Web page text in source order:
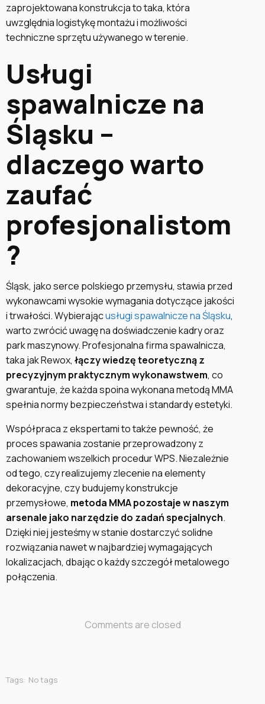
zaprojektowana konstrukcja to taka, która
uwzględnia logistykę montażu i możliwości
techniczne sprzętu używanego w terenie.
Usługi
spawalnicze na
Śląsku –
dlaczego warto
zaufać
profesjonalistom
?
Śląsk, jako serce polskiego przemysłu, stawia przed
wykonawcami wysokie wymagania dotyczące jakości
i trwałości. Wybierającusługi spawalnicze na Śląsku,
warto zwrócić uwagę na doświadczenie kadry oraz
park maszynowy. Profesjonalna firma spawalnicza,
taka jak Rewox, łączy wiedzę teoretyczną z
precyzyjnym praktycznym wykonawstwem, co
gwarantuje, że każda spoina wykonana metodą MMA
spełnia normy bezpieczeństwa i standardy estetyki.
Współpraca z ekspertami to także pewność, że
proces spawania zostanie przeprowadzony z
zachowaniem wszelkich procedur WPS. Niezależnie
od tego, czy realizujemy zlecenie na elementy
dekoracyjne, czy budujemy konstrukcje
przemysłowe, metoda MMA pozostaje w naszym
arsenale jako narzędzie do zadań specjalnych.
Dzięki niej jesteśmy w stanie dostarczyć solidne
rozwiązania nawet w najbardziej wymagających
lokalizacjach, dbając o każdy szczegół metalowego
połączenia.
Comments are closed
Tags: No tags